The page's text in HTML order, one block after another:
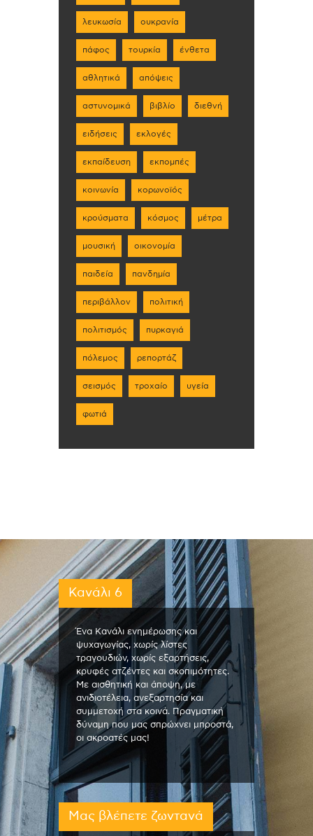
λευκωσία ουκρανία
πάφος τουρκία ένθετα
αθλητικά απόψεις
αστυνομικά βιβλίο διεθνή
ειδήσεις εκλογές
εκπαίδευση εκπομπές
κοινωνία κορωνοϊός
κρούσματα κόσμος μέτρα
μουσική οικονομία
παιδεία πανδημία
περιβάλλον πολιτική
πολιτισμός πυρκαγιά
πόλεμος ρεπορτάζ
σεισμός τροχαίο υγεία
φωτιά
Κανάλι 6
Ένα Κανάλι ενημέρωσης και
ψυχαγωγίας, χωρίς λίστες
τραγουδιών, χωρίς εξαρτήσεις,
κρυφές ατζέντες και σκοπιμότητες.
Με αισθητική και άποψη, με
ανιδιοτέλεια, ανεξαρτησία και
συμμετοχή στα κοινά. Πραγματική
δύναμη που μας σπρώχνει μπροστά,
οι ακροατές μας!
Μας βλέπετε ζωντανά